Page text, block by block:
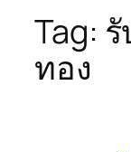
Tag:
ทอง